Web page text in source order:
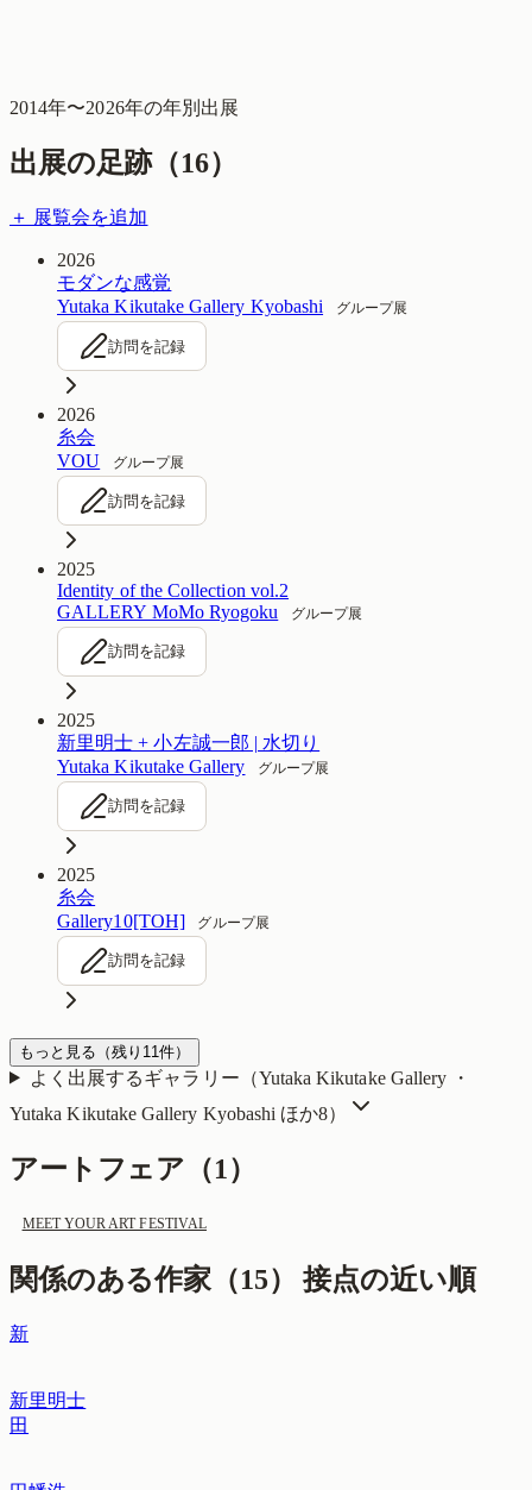
2014年〜2026年の年別出展
出展の足跡（16）
＋ 展覧会を追加
2026
モダンな感覚
Yutaka Kikutake Gallery Kyobashi
グループ展
訪問を記録
2026
糸会
VOU
グループ展
訪問を記録
2025
Identity of the Collection vol.2
GALLERY MoMo Ryogoku
グループ展
訪問を記録
2025
新里明士 + 小左誠一郎 | 水切り
Yutaka Kikutake Gallery
グループ展
訪問を記録
2025
糸会
Gallery10[TOH]
グループ展
訪問を記録
もっと見る （残り 11件）
よく出展するギャラリー（Yutaka Kikutake Gallery ・
Yutaka Kikutake Gallery Kyobashi ほか8）
アートフェア（1）
MEET YOUR ART FESTIVAL
関係のある作家（15） 接点の近い順
新
新里明士
田